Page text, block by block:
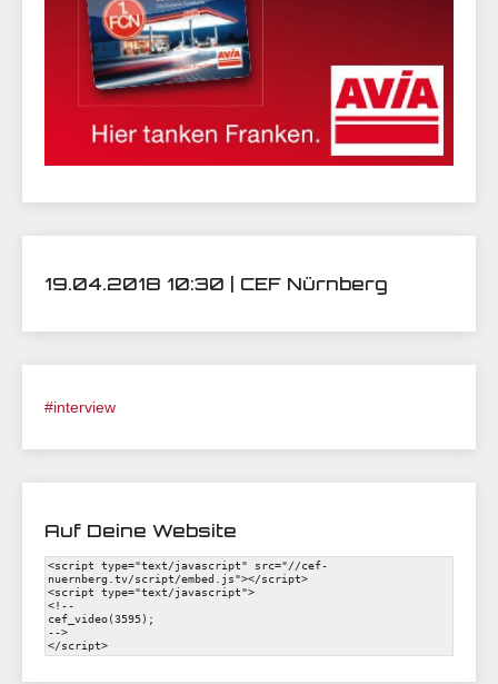
19.04.2018 10:30 | CEF Nürnberg
#interview
Auf Deine Website